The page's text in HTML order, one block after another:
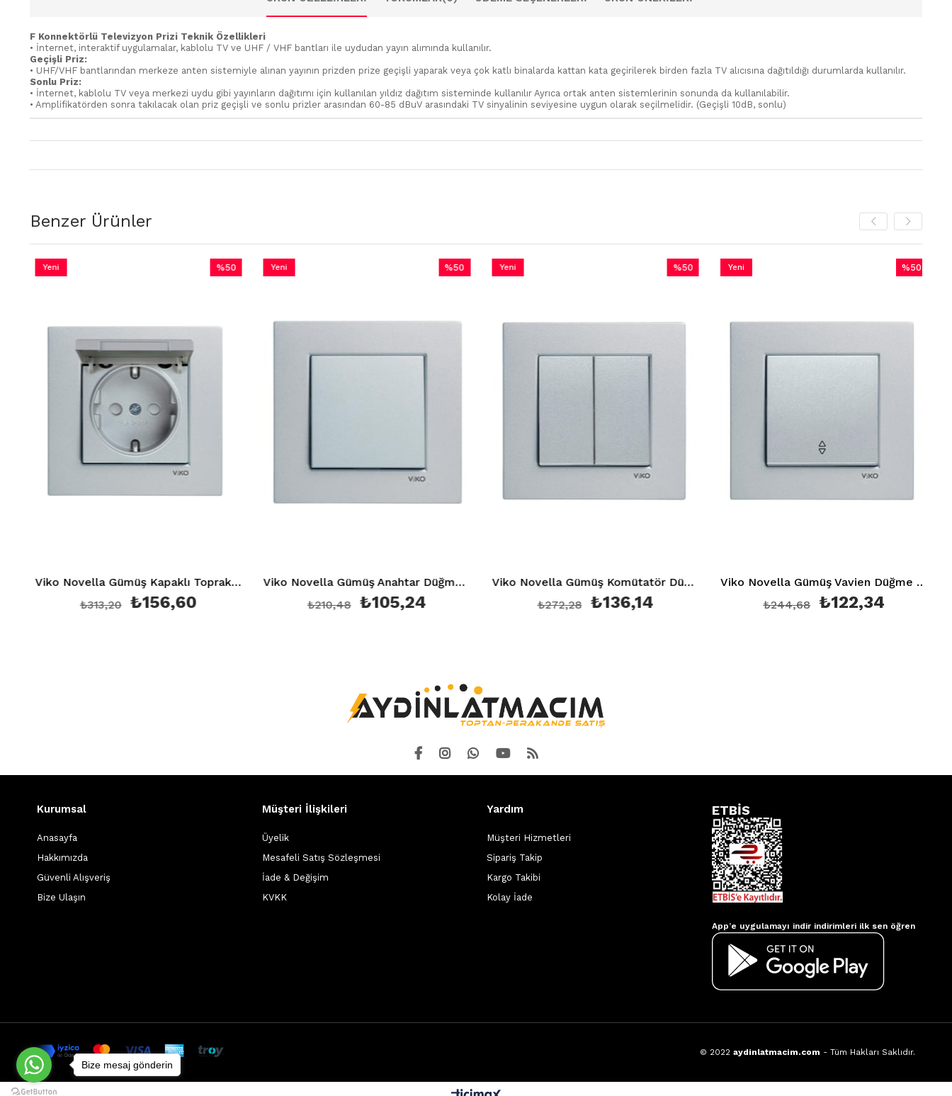
F Konnektörlü Televizyon Prizi Teknik Özellikleri
• İnternet, interaktif uygulamalar, kablolu TV ve UHF / VHF bantları ile uydudan yayın alımında kullanılır.
Geçişli Priz:
• UHF/VHF bantlarından merkeze anten sistemiyle alınan yayının prizden prize geçişli yaparak veya çok katlı binalarda kattan kata geçirilerek birden fazla TV alıcısına dağıtıldığı durumlarda kullanılır.
Sonlu Priz:
• İnternet, kablolu TV veya merkezi uydu gibi yayınların dağıtımı için kullanılan yıldız dağıtım sisteminde kullanılır Ayrıca ortak anten sistemlerinin sonunda da kullanılabilir.
• Amplifikatörden sonra takılacak olan priz geçişli ve sonlu prizler arasından 60-85 dBuV arasındaki TV sinyalinin seviyesine uygun olarak seçilmelidir. (Geçişli 10dB, sonlu)
Benzer Ürünler
Viko Novella Gümüş Kapaklı Topraklı Priz Kapak + Mekanizma(Çerçeve Hariç)
₺156,60
₺313,20
Viko Novella Gümüş Anahtar Düğme + Mekanizma(Çerçeve Hariç)
₺105,24
₺210,48
Viko Novella Gümüş Komütatör Düğme + Mekanizma(Çerçeve Hariç)
₺136,14
₺272,28
Viko Novella Gümüş Vavien Düğme + Mekanizma(Çerçeve Hariç)
₺122,34
₺244,68
Kurumsal
Anasayfa
Hakkımızda
Güvenli Alışveriş
Bize Ulaşın
Müşteri İlişkileri
Üyelik
Mesafeli Satış Sözleşmesi
İade & Değişim
KVKK
Yardım
Müşteri Hizmetleri
Sipariş Takip
Kargo Takibi
Kolay İade
ETBİS
App’e uygulamayı indir indirimleri ilk sen öğren
© 2022 aydinlatmacim.com - Tüm Hakları Saklıdır.
Bize mesaj gönderin